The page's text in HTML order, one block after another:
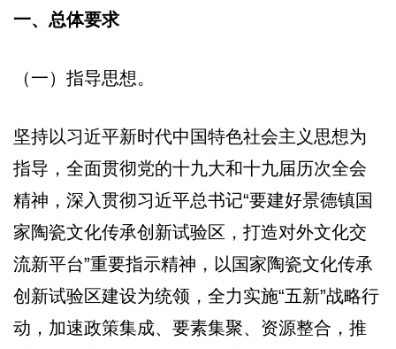
一、总体要求
（一）指导思想。
坚持以习近平新时代中国特色社会主义思想为
指导，全面贯彻党的十九大和十九届历次全会
精神，深入贯彻习近平总书记“要建好景德镇国
家陶瓷文化传承创新试验区，打造对外文化交
流新平台”重要指示精神，以国家陶瓷文化传承
创新试验区建设为统领，全力实施“五新”战略行
动，加速政策集成、要素集聚、资源整合，推